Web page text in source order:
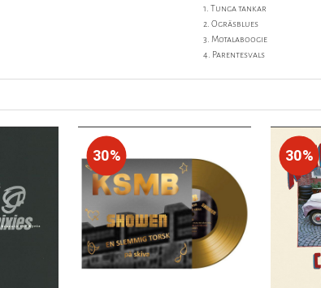
1. Tunga tankar
2. Ogräsblues
3. Motalaboogie
4. Parentesvals
30% 30%